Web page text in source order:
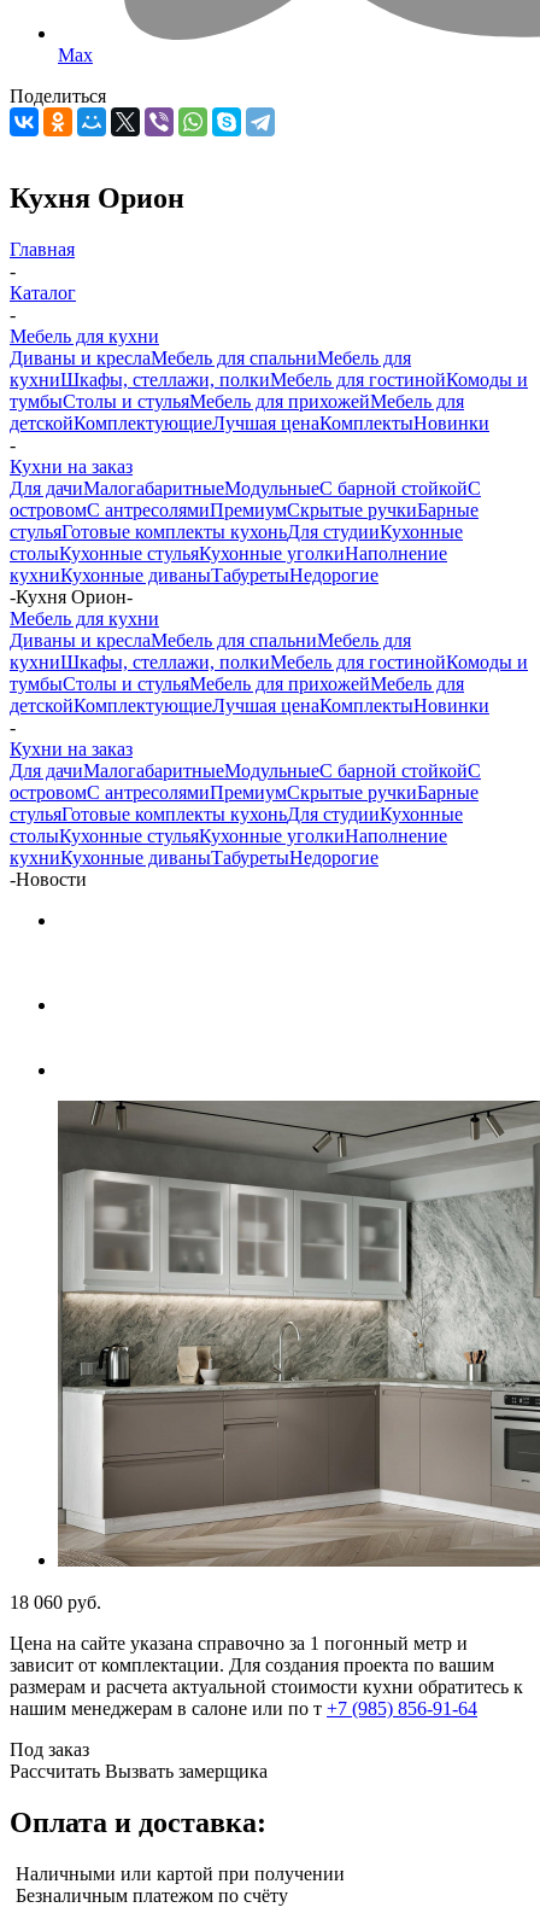
Max
Поделиться
Кухня Орион
Главная
-
Каталог
-
Мебель для кухни
Диваны и креслаМебель для спальниМебель для
кухниШкафы, стеллажи, полкиМебель для гостинойКомоды и
тумбыСтолы и стульяМебель для прихожейМебель для
детскойКомплектующиеЛучшая ценаКомплектыНовинки
-
Кухни на заказ
Для дачиМалогабаритныеМодульныеС барной стойкойС
островомС антресолямиПремиумСкрытые ручкиБарные
стульяГотовые комплекты кухоньДля студииКухонные
столыКухонные стульяКухонные уголкиНаполнение
кухниКухонные диваныТабуретыНедорогие
-Кухня Орион-
Мебель для кухни
Диваны и креслаМебель для спальниМебель для
кухниШкафы, стеллажи, полкиМебель для гостинойКомоды и
тумбыСтолы и стульяМебель для прихожейМебель для
детскойКомплектующиеЛучшая ценаКомплектыНовинки
-
Кухни на заказ
Для дачиМалогабаритныеМодульныеС барной стойкойС
островомС антресолямиПремиумСкрытые ручкиБарные
стульяГотовые комплекты кухоньДля студииКухонные
столыКухонные стульяКухонные уголкиНаполнение
кухниКухонные диваныТабуретыНедорогие
-Новости
18 060 руб.
Цена на сайте указана справочно за 1 погонный метр и
зависит от комплектации. Для создания проекта по вашим
размерам и расчета актуальной стоимости кухни обратитесь к
нашим менеджерам в салоне или по т +7 (985) 856-91-64
Под заказ
Рассчитать Вызвать замерщика
Оплата и доставка:
Наличными или картой при получении
Безналичным платежом по счёту